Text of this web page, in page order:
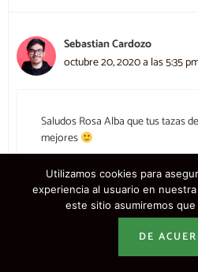
Sebastian Cardozo
octubre 20, 2020 a las 5:35
Saludos Rosa Alba que tus tazas
mejores
Responder
Utilizamos cookies para
experiencia al usuario en
este sitio asumiremos
DE